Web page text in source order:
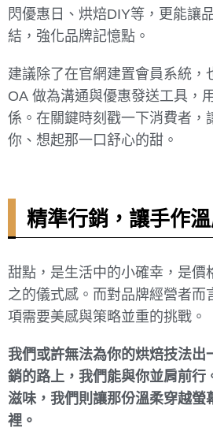
閃優惠日、烘焙DIY等，更能讓
結，強化品牌記憶點。
建議除了在官網建置會員系統，
OA 做為溝通與優惠發送工具，
係。在關鍵時刻戳一下消費者，
你、想起那一口舒心的甜。
精準行銷，讓手作
甜點，是生活中的小確幸，是價
之的儀式感。而對品牌經營者而
項需要美感與策略並重的挑戰。
我們或許無法為你的烘焙技法出
銷的路上，我們能與你並肩前行
滋味，我們則讓那份溫柔穿越螢
裡。